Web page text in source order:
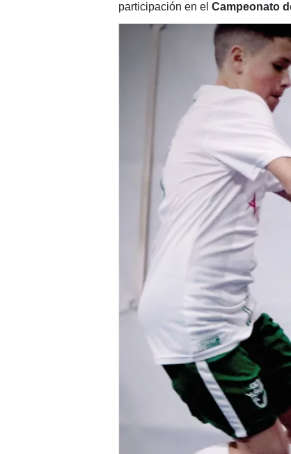
participación en el Campeonato